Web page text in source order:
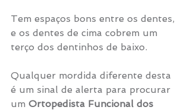
Tem espaços bons entre os dentes,
e os dentes de cima cobrem um
terço dos dentinhos de baixo.
Qualquer mordida diferente desta
é um sinal de alerta para procurar
um Ortopedista Funcional dos